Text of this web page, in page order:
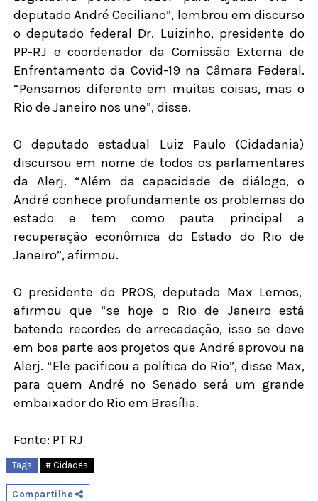
deputado André Ceciliano”, lembrou em discurso
o deputado federal Dr. Luizinho, presidente do
PP-RJ e coordenador da Comissão Externa de
Enfrentamento da Covid-19 na Câmara Federal.
“Pensamos diferente em muitas coisas, mas o
Rio de Janeiro nos une”, disse.
O deputado estadual Luiz Paulo (Cidadania)
discursou em nome de todos os parlamentares
da Alerj. “Além da capacidade de diálogo, o
André conhece profundamente os problemas do
estado e tem como pauta principal a
recuperação econômica do Estado do Rio de
Janeiro”, afirmou.
O presidente do PROS, deputado Max Lemos,
afirmou que “se hoje o Rio de Janeiro está
batendo recordes de arrecadação, isso se deve
em boa parte aos projetos que André aprovou na
Alerj. “Ele pacificou a política do Rio”, disse Max,
para quem André no Senado será um grande
embaixador do Rio em Brasília.
Fonte: PT RJ
Tags # Cidades
Compartilhe